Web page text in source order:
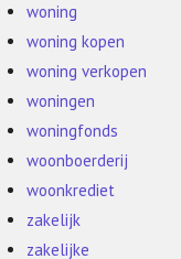
woning
woning kopen
woning verkopen
woningen
woningfonds
woonboerderij
woonkrediet
zakelijk
zakelijke